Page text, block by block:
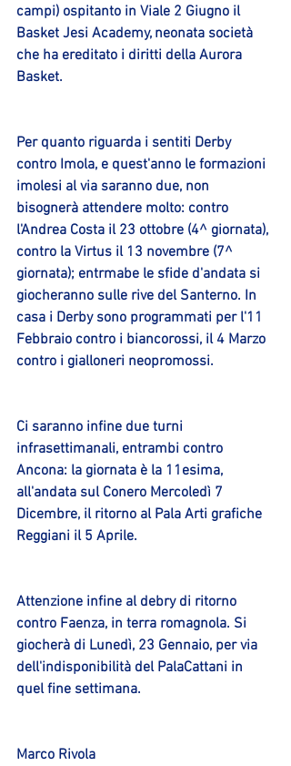
campi) ospitanto in Viale 2 Giugno il
Basket Jesi Academy, neonata società
che ha ereditato i diritti della Aurora
Basket.
Per quanto riguarda i sentiti Derby
contro Imola, e quest'anno le formazioni
imolesi al via saranno due, non
bisognerà attendere molto: contro
l'Andrea Costa il 23 ottobre (4^ giornata),
contro la Virtus il 13 novembre (7^
giornata); entrmabe le sfide d'andata si
giocheranno sulle rive del Santerno. In
casa i Derby sono programmati per l'11
Febbraio contro i biancorossi, il 4 Marzo
contro i gialloneri neopromossi.
Ci saranno infine due turni
infrasettimanali, entrambi contro
Ancona: la giornata è la 11esima,
all'andata sul Conero Mercoledì 7
Dicembre, il ritorno al Pala Arti grafiche
Reggiani il 5 Aprile.
Attenzione infine al debry di ritorno
contro Faenza, in terra romagnola. Si
giocherà di Lunedì, 23 Gennaio, per via
dell'indisponibilità del PalaCattani in
quel fine settimana.
Marco Rivola